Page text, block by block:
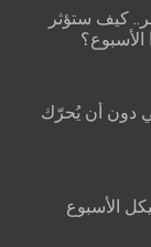
كيف ستؤثر
الأسبوع؟
دون أن يُحرّك
الأسبوع